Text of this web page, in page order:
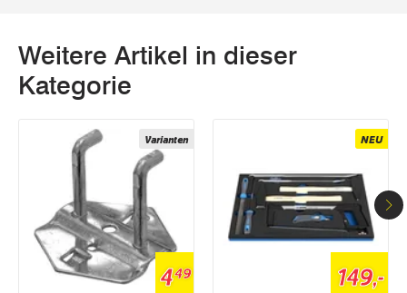
Weitere Artikel in dieser
Kategorie
Varianten
449
NEU
149,-